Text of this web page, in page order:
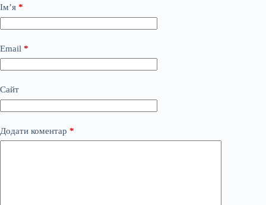
Ім’я *
Email *
Сайт
Додати коментар *